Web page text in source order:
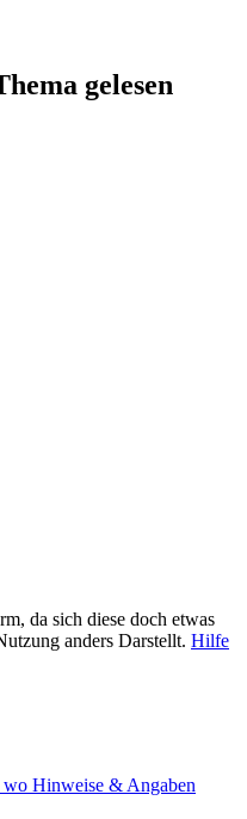
gelesen
da sich diese doch etwas
anders Darstellt. Hilfe
Hinweise & Angaben